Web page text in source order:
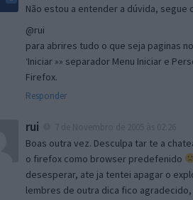
Não estou a entender a dúvida,
@rui
para abrires tudo o que seja paginas
‘Iniciar »» separador Menu Iniciar e
Firefox.
Responder
rui
Boas outra vez. Desculpa tar te a
o firefox como browser predefenido
desesperar, ate ja tentei apagar o
lembres de outra dica fico